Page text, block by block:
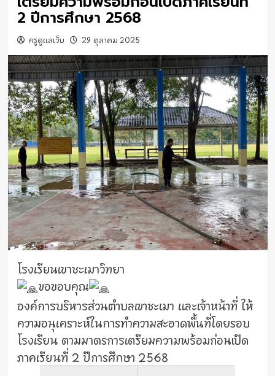
2 ปีการศึกษา 2568
ครูดูแลเว็บ 29 ตุลาคม 2025
โรงเรียนเขาชะเมาวิทยา
ขอขอบคุณ
องค์การบริหารส่วนตำบลเขาชะเมา และเจ้าหน้าที่ ให้
ความอนุเคราะห์ในการทำความสะอาดพื้นที่โดยรอบ
โรงเรียน ตามมาตรการเตรียมความพร้อมก่อนเปิด
ภาคเรียนที่ 2 ปีการศึกษา 2568